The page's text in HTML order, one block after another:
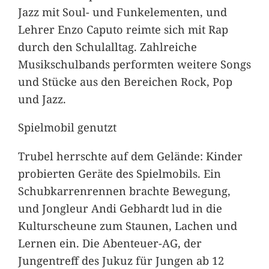
Jazz mit Soul- und Funkelementen, und
Lehrer Enzo Caputo reimte sich mit Rap
durch den Schulalltag. Zahlreiche
Musikschulbands performten weitere Songs
und Stücke aus den Bereichen Rock, Pop
und Jazz.
Spielmobil genutzt
Trubel herrschte auf dem Gelände: Kinder
probierten Geräte des Spielmobils. Ein
Schubkarrenrennen brachte Bewegung,
und Jongleur Andi Gebhardt lud in die
Kulturscheune zum Staunen, Lachen und
Lernen ein. Die Abenteuer-AG, der
Jungentreff des Jukuz für Jungen ab 12